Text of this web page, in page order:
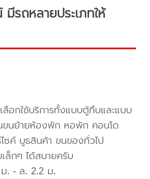
รถหลายประเภทให้
ลือกใช้บริการทั้งแบบตู้ทึบและแบบ
ขนย้ายห้องพัก หอพัก คอนโด
ซค์ บูธสินค้า ขนของทั่วไป
ล็กๆ ได้สบายครับ
. - ล. 2.2 ม.